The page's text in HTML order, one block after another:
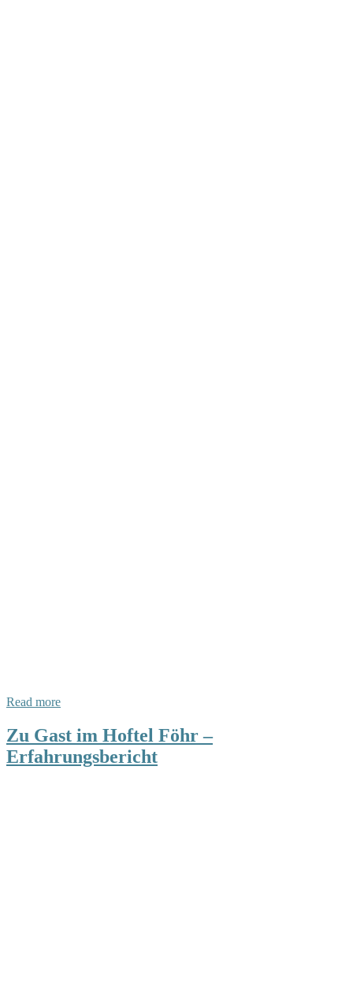
Read more
Zu Gast im Hoftel Föhr –
Erfahrungsbericht